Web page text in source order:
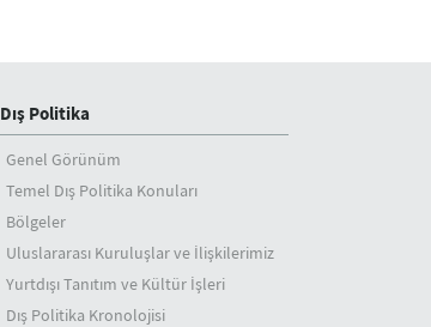
Dış Politika
Genel Görünüm
Temel Dış Politika Konuları
Bölgeler
Uluslararası Kuruluşlar ve İlişkilerimiz
Yurtdışı Tanıtım ve Kültür İşleri
Dış Politika Kronolojisi